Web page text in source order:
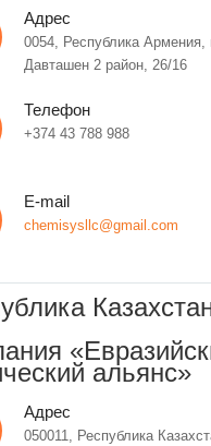
Адрес
0054, Республика Армения,
Давташен 2 район, 26/16
Телефон
+374 43 788 988
E-mail
chemisysllc@gmail.com
альянс»
Адрес
050011, Республика